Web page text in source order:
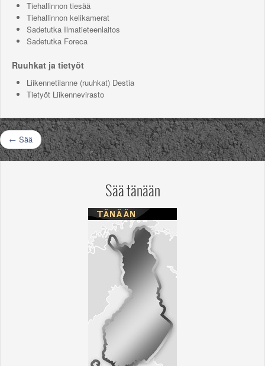
Tiehallinnon tiesää
Tiehallinnon kelikamerat
Sadetutka Ilmatieteenlaitos
Sadetutka Foreca
Ruuhkat ja tietyöt
Liikennetilanne (ruuhkat) Destia
Tietyöt Liikennevirasto
← Sää
Sää tänään